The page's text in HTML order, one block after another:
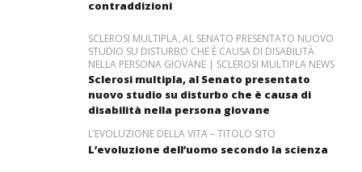
contraddizioni
SCLEROSI MULTIPLA, AL SENATO PRESENTATO NUOVO
STUDIO SU DISTURBO CHE È CAUSA DI DISABILITÀ
NELLA PERSONA GIOVANE | SCLEROSI MULTIPLA NEWS
Sclerosi multipla, al Senato presentato
nuovo studio su disturbo che è causa di
disabilità nella persona giovane
L’EVOLUZIONE DELLA VITA – TITOLO SITO
L’evoluzione dell’uomo secondo la scienza